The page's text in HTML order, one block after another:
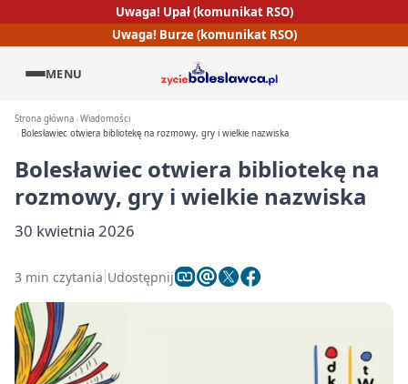
Uwaga! Upał (komunikat RSO)
Uwaga! Burze (komunikat RSO)
MENU
Strona główna Wiadomości
Bolesławiec otwiera bibliotekę na rozmowy, gry i wielkie nazwiska
Bolesławiec otwiera bibliotekę na
rozmowy, gry i wielkie nazwiska
30 kwietnia 2026
3 min czytania Udostępnij